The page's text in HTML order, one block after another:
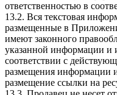
ответственностью в
13.2. Вся текстовая
размещенные в
имеют законного
указанной информации и
соответствии с
размещения информации
размещение ссылки на